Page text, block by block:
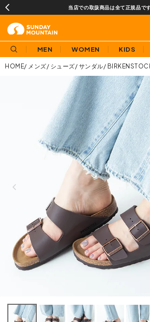
当店での取扱商品は全て正規品で
MEN WOMEN KIDS
HOME メンズ シューズ サンダル